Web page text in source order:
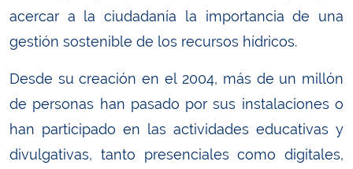
acercar a la ciudadanía la importancia de una
gestión sostenible de los recursos hídricos.
Desde su creación en el 2004, más de un millón
de personas han pasado por sus instalaciones o
han participado en las actividades educativas y
divulgativas, tanto presenciales como digitales,